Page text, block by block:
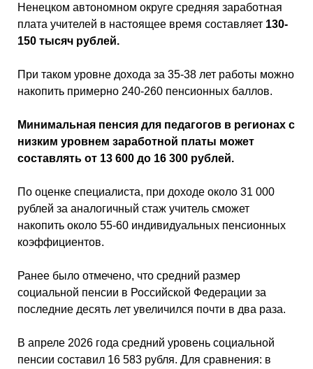
Ненецком автономном округе средняя заработная
плата учителей в настоящее время составляет130-
150 тысяч рублей.
При таком уровне дохода за 35-38 лет работы можно
накопить примерно 240-260 пенсионных баллов.
Минимальная пенсия для педагогов в регионах с
низким уровнем заработной платы может
составлять от 13 600 до 16 300 рублей.
По оценке специалиста, при доходе около 31 000
рублей за аналогичный стаж учитель сможет
накопить около 55-60 индивидуальных пенсионных
коэффициентов.
Ранее было отмечено, что средний размер
социальной пенсии в Российской Федерации за
последние десять лет увеличился почти в два раза.
В апреле 2026 года средний уровень социальной
пенсии составил 16 583 рубля. Для сравнения: в